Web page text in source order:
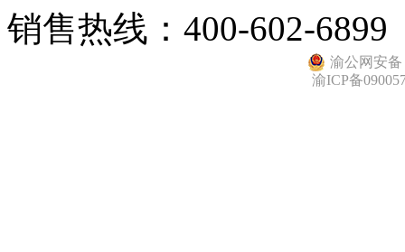
销售热线：400-602-6899
渝公网安备
渝ICP备